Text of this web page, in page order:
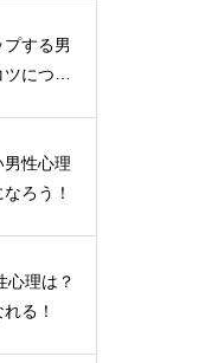
する男
につい
性心理
ろう！
心理は？
る！